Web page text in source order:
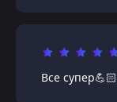
Все супер💪🏻